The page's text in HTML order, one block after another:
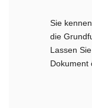
Sie
die
Lassen
Dokument